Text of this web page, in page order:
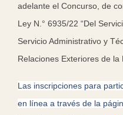
adelante el Concurso, de
Ley N.° 6935/22 “Del
Servicio Administrativo y
Relaciones Exteriores de la
Las inscripciones para
en línea a través de la